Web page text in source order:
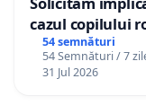
cazul copilului
Gheorghe,
12 ani
54 semnături
54 Semnături / 7
31 Jul 2026